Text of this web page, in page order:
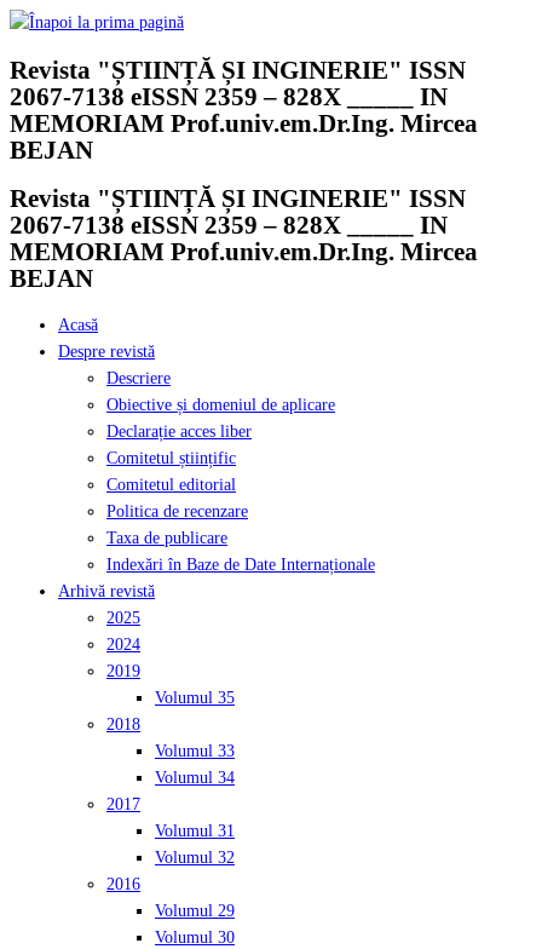
Skip
content
Revista "ȘTIINȚĂ ȘI INGINERIE" ISSN
2067-7138 eISSN 2359 – 828X _____ IN
MEMORIAM Prof.univ.em.Dr.Ing. Mircea
BEJAN
Revista "ȘTIINȚĂ ȘI INGINERIE" ISSN
2067-7138 eISSN 2359 – 828X _____ IN
MEMORIAM Prof.univ.em.Dr.Ing. Mircea
BEJAN
Acasă
Despre revistă
Descriere
Obiective și domeniul de aplicare
Declarație acces liber
Comitetul științific
Comitetul editorial
Politica de recenzare
Taxa de publicare
Indexări în Baze de Date Internaționale
Arhivă revistă
2025
2024
2019
Volumul 35
2018
Volumul 33
Volumul 34
2017
Volumul 31
Volumul 32
2016
Volumul 29
Volumul 30